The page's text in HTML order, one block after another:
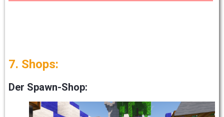
7. Shops:
Der Spawn-Shop: